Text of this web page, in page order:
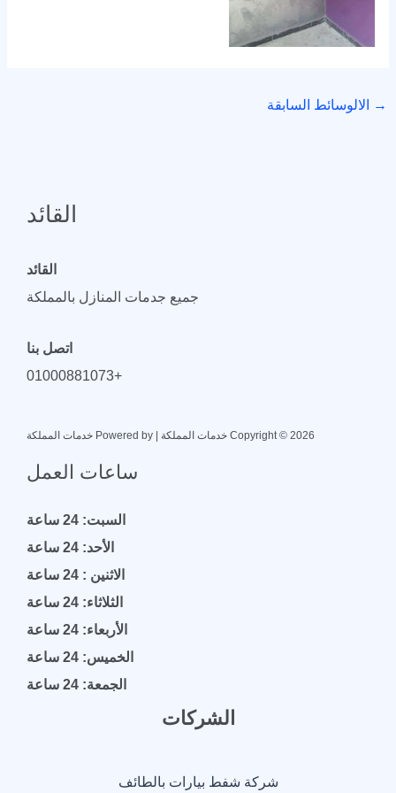
→ الالوسائط السابقة
القائد
القائد
جميع جدمات المنازل بالمملكة
اتصل بنا
+01000881073
Copyright © 2026 خدمات المملكة | Powered by خدمات المملكة
ساعات العمل
السبت: 24 ساعة
الأحد: 24 ساعة
الاثنين : 24 ساعة
الثلاثاء: 24 ساعة
الأربعاء: 24 ساعة
الخميس: 24 ساعة
الجمعة: 24 ساعة
الشركات
شركة شفط بيارات بالطائف